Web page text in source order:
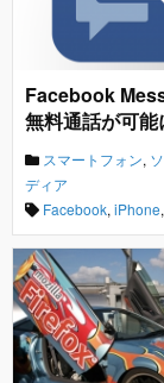
Facebook
無料通話が可能
スマートフォン,
ディア
Facebook, iPhone,